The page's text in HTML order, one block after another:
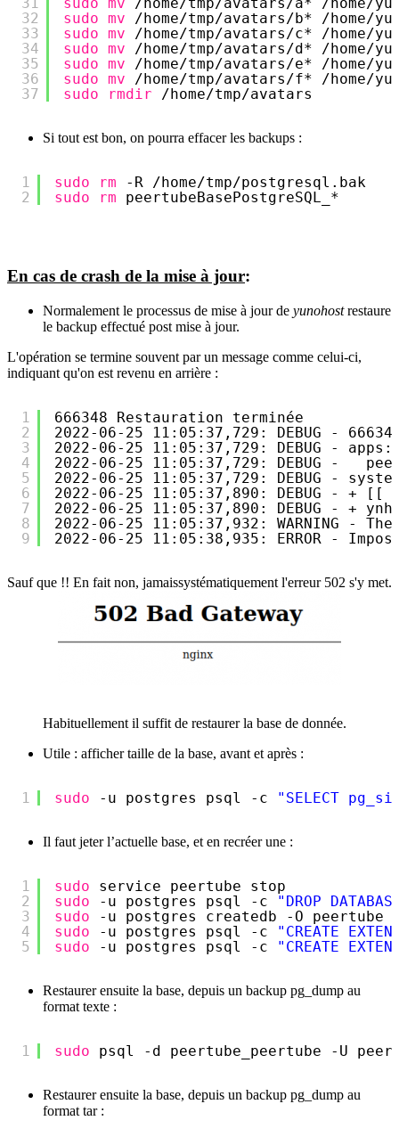
32
33
34
35
36
37
sudo mv /home/tmp/avatars/b* /home/
sudo mv /home/tmp/avatars/c* /home/
sudo mv /home/tmp/avatars/d * /home/
sudo mv /home/tmp/avatars/e* /home/
sudo mv /home/tmp/avatars/f* /home/
sudo
rmdir /home/tmp/avatars
Si tout est bon, on pourra effacer les backups :
1
2
sudo rm -R /home/tmp/postgresql .bak
sudo
rm peertubeBasePostgreSQL_*
En cas de crash de la mise à jour:
Normalement le processus de mise à jour de yunohostrestaure
le backup effectué post mise à jour.
L'opération se termine souvent par un message comme celui-ci,
indiquant qu'on est revenu en arrière :
1
2
3
4
5
6
7
8
9
666348 Restauration terminée
2022-06-25 11:05:37,729: DEBUG -
2022-06-25 11:05:37,729: DEBUG - apps:
2022-06-25 11:05:37,729: DEBUG -
2022-06-25 11:05:37,729: DEBUG -
2022-06-25 11:05:37,890: DEBUG - +
2022-06-25 11:05:37,890: DEBUG - +
2022-06-25 11:05:37,932: WARNING -
2022-06-25 11:05:38,935: ERROR -
Sauf que !! En fait non, jamaissystématiquement l'erreur 502 s'y met.
Habituellement il suffit de restaurer la base de donnée.
Utile : afficher taille de la base, avant et après :
1 sudo -u postgres psql -c "SELECT
Il faut jeter l’actuelle base, et en recréer une :
1
2
3
4
5
sudo
service peertube stop
sudo
-u postgres psql -c
"DROP
sudo
-u postgres createdb -O peertube
sudo
-u postgres psql -c
"CREATE
sudo
-u postgres psql -c "CREATE
Restaurer ensuite la base, depuis un backup pg_dump au
format texte :
1 sudo psql -d peertube_peertube -U
Restaurer ensuite la base, depuis un backup pg_dump au
format tar :